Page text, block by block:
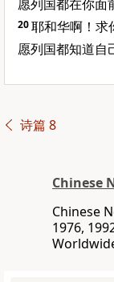
愿列国都在你面
20耶和华啊！求
愿列国都知道自
诗篇 8
Chinese
Chinese
1976,